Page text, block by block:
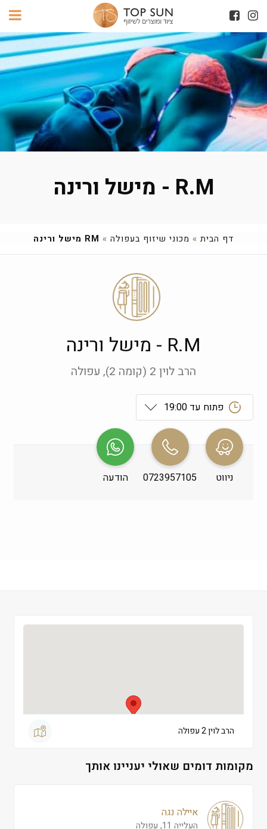
R.M - מישל ורינה
דף הבית » מכוני שיזוף בעפולה » RM מישל ורינה
R.M - מישל ורינה
הרב לוין 2 (קומה 2), עפולה
פתוח עד 19:00
ראשון
שני
09:00-19:00
שלישי
ניווט 0723957105 הודעה
הרב לוין 2 עפולה
מקומות דומים שאולי יעניינו אותך
איילה נגה
העלייה 11, עפולה